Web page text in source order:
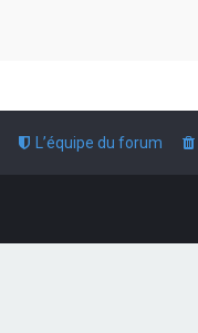
L’équipe du forum